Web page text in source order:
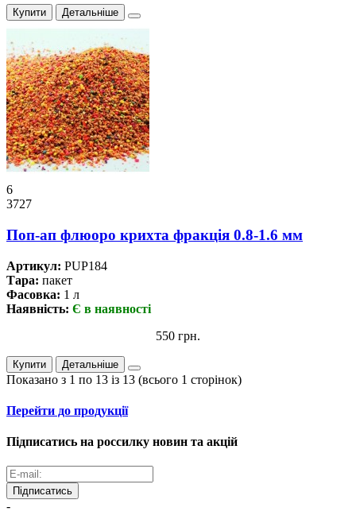
Купити Детальніше
6
3727
Поп-ап флюоро крихта фракція 0.8-1.6 мм
Артикул: PUP184
Тара: пакет
Фасовка: 1 л
Наявність: Є в наявності
550 грн.
Купити Детальніше
Показано з 1 по 13 із 13 (всього 1 сторінок)
Перейти до продукції
Підписатись на россилку новин та акцій
Підписатись
-